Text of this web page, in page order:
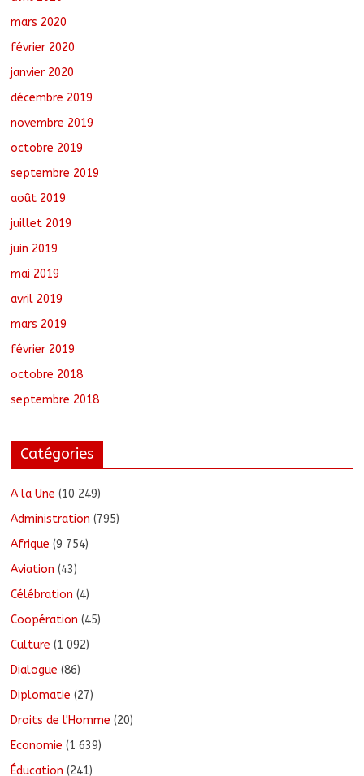
mars 2020
février 2020
janvier 2020
décembre 2019
novembre 2019
octobre 2019
septembre 2019
août 2019
juillet 2019
juin 2019
mai 2019
avril 2019
mars 2019
février 2019
octobre 2018
septembre 2018
Catégories
A la Une (10 249)
Administration (795)
Afrique (9 754)
Aviation (43)
Célébration (4)
Coopération (45)
Culture (1 092)
Dialogue (86)
Diplomatie (27)
Droits de l'Homme (20)
Economie (1 639)
Éducation (241)